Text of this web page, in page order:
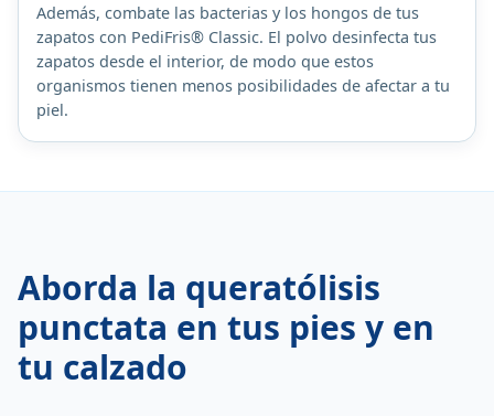
Además, combate las bacterias y los hongos de tus
zapatos con PediFris® Classic. El polvo desinfecta tus
zapatos desde el interior, de modo que estos
organismos tienen menos posibilidades de afectar a tu
piel.
Aborda la queratólisis
punctata en tus pies y en
tu calzado